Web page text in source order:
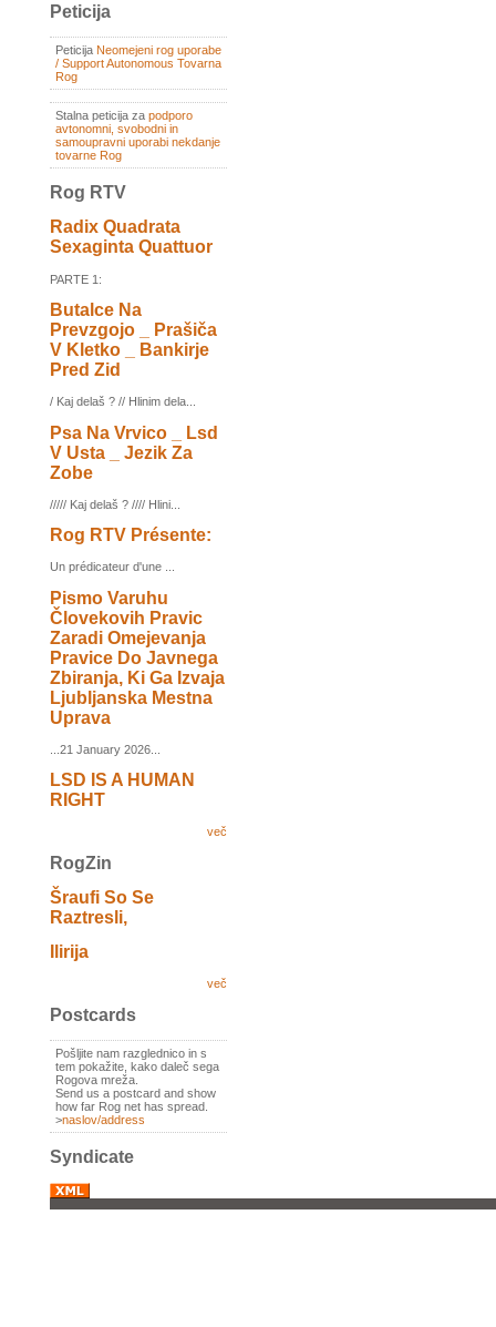
Peticija
Peticija Neomejeni rog uporabe
/ Support Autonomous Tovarna
Rog
Stalna peticija za podporo
avtonomni, svobodni in
samoupravni uporabi nekdanje
tovarne Rog
Rog RTV
Radix Quadrata
Sexaginta Quattuor
PARTE 1:
Butalce Na
Prevzgojo _ Prašiča
V Kletko _ Bankirje
Pred Zid
/ Kaj delaš ? // Hlinim dela...
Psa Na Vrvico _ Lsd
V Usta _ Jezik Za
Zobe
///// Kaj delaš ? //// Hlini...
Rog RTV Présente:
Un prédicateur d'une ...
Pismo Varuhu
Človekovih Pravic
Zaradi Omejevanja
Pravice Do Javnega
Zbiranja, Ki Ga Izvaja
Ljubljanska Mestna
Uprava
...21 January 2026...
LSD IS A HUMAN
RIGHT
več
RogZin
Šraufi So Se
Raztresli,
Ilirija
več
Postcards
Pošljite nam razglednico in s
tem pokažite, kako daleč sega
Rogova mreža.
Send us a postcard and show
how far Rog net has spread.
>naslov/address
Syndicate